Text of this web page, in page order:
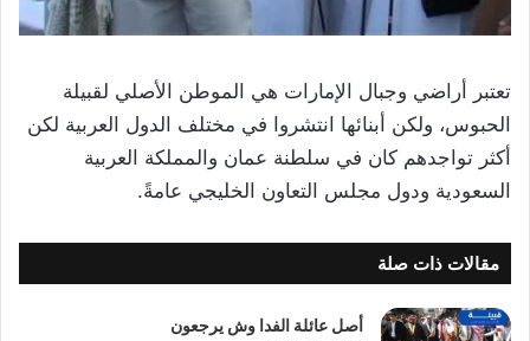
تعتبر أراضي وجبال الإمارات هي الموطن الأصلي لقبيلة
الحبوس، ولكن أبنائها انتشروا في مختلف الدول العربية لكن
أكثر تواجدهم كان في سلطنة عمان والمملكة العربية
السعودية ودول مجلس التعاون الخليجي عامةً.
مقالات ذات صلة
أصل عائلة الفدا وش يرجعون